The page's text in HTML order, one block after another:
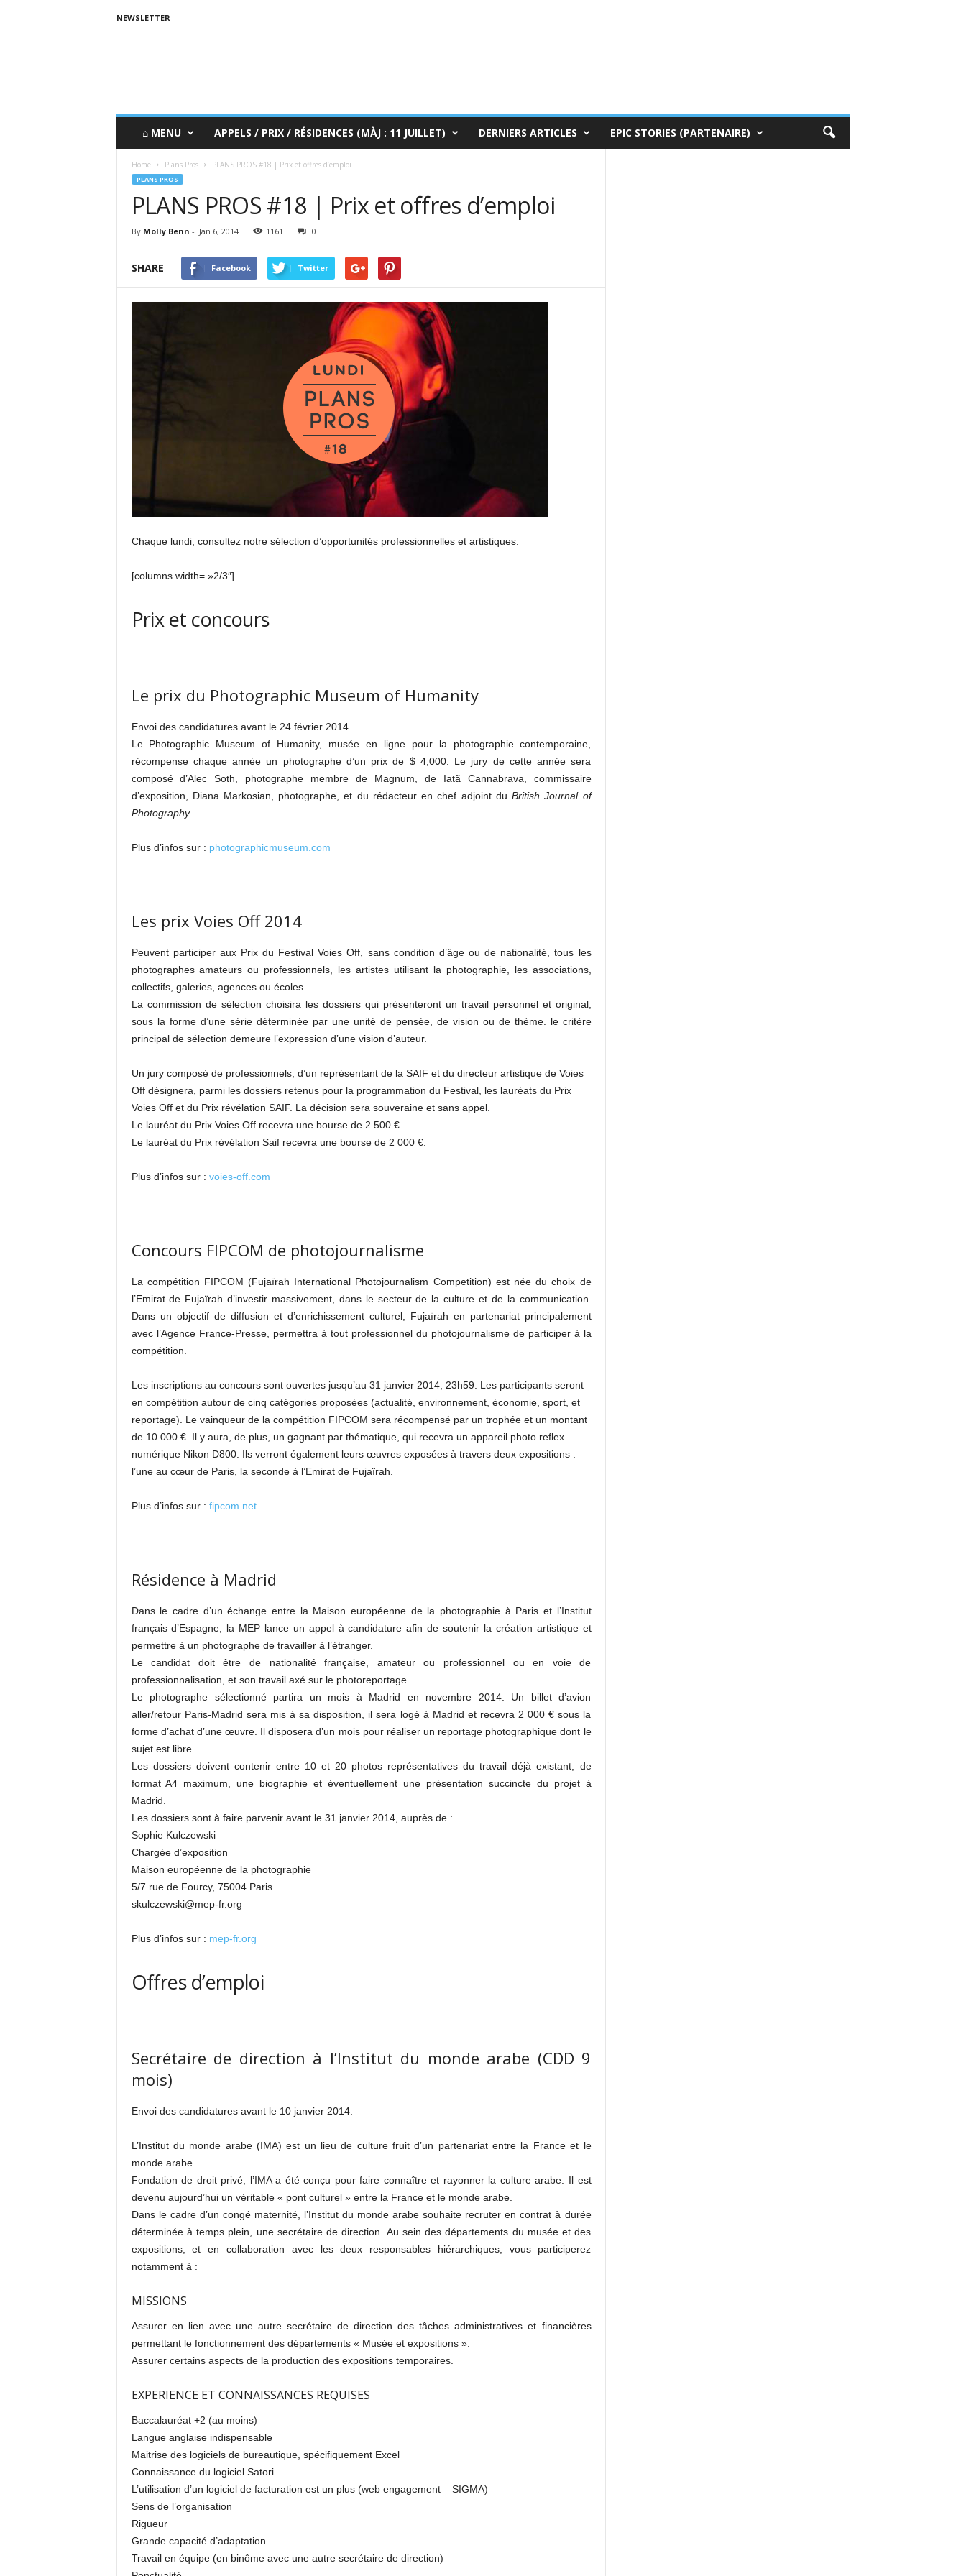
NEWSLETTER
⌂ MENU APPELS / PRIX / RÉSIDENCES (MÀJ : 11 JUILLET) DERNIERS ARTICLES EPIC STORIES (PARTENAIRE)
Home Plans Pros PLANS PROS #18 | Prix et offres d’emploi
PLANS PROS
PLANS PROS #18 | Prix et offres d’emploi
By Molly Benn - Jan 6, 2014 1161 0
SHARE Facebook Twitter
Chaque lundi, consultez notre sélection d’opportunités professionnelles et artistiques.
[columns width= »2/3″]
Prix et concours
Le prix du Photographic Museum of Humanity
Envoi des candidatures avant le 24 février 2014.
Le Photographic Museum of Humanity, musée en ligne pour la photographie contemporaine,
récompense chaque année un photographe d’un prix de $ 4,000. Le jury de cette année sera
composé d’Alec Soth, photographe membre de Magnum, de Iatã Cannabrava, commissaire
d’exposition, Diana Markosian, photographe, et du rédacteur en chef adjoint duBritish Journal of
Photography.
Plus d’infos sur : photographicmuseum.com
Les prix Voies Off 2014
Peuvent participer aux Prix du Festival Voies Off, sans condition d’âge ou de nationalité, tous les
photographes amateurs ou professionnels, les artistes utilisant la photographie, les associations,
collectifs, galeries, agences ou écoles…
La commission de sélection choisira les dossiers qui présenteront un travail personnel et original,
sous la forme d’une série déterminée par une unité de pensée, de vision ou de thème. le critère
principal de sélection demeure l’expression d’une vision d’auteur.
Un jury composé de professionnels, d’un représentant de la SAIF et du directeur artistique de Voies
Off désignera, parmi les dossiers retenus pour la programmation du Festival, les lauréats du Prix
Voies Off et du Prix révélation SAIF. La décision sera souveraine et sans appel.
Le lauréat du Prix Voies Off recevra une bourse de 2 500 €.
Le lauréat du Prix révélation Saif recevra une bourse de 2 000 €.
Plus d’infos sur : voies-off.com
Concours FIPCOM de photojournalisme
La compétition FIPCOM (Fujaïrah International Photojournalism Competition) est née du choix de
l’Emirat de Fujaïrah d’investir massivement, dans le secteur de la culture et de la communication.
Dans un objectif de diffusion et d’enrichissement culturel, Fujaïrah en partenariat principalement
avec l’Agence France-Presse, permettra à tout professionnel du photojournalisme de participer à la
compétition.
Les inscriptions au concours sont ouvertes jusqu’au 31 janvier 2014, 23h59. Les participants seront
en compétition autour de cinq catégories proposées (actualité, environnement, économie, sport, et
reportage). Le vainqueur de la compétition FIPCOM sera récompensé par un trophée et un montant
de 10 000 €. Il y aura, de plus, un gagnant par thématique, qui recevra un appareil photo reflex
numérique Nikon D800. Ils verront également leurs œuvres exposées à travers deux expositions :
l’une au cœur de Paris, la seconde à l’Emirat de Fujaïrah.
Plus d’infos sur : fipcom.net
Résidence à Madrid
Dans le cadre d’un échange entre la Maison européenne de la photographie à Paris et l’Institut
français d’Espagne, la MEP lance un appel à candidature afin de soutenir la création artistique et
permettre à un photographe de travailler à l’étranger.
Le candidat doit être de nationalité française, amateur ou professionnel ou en voie de
professionnalisation, et son travail axé sur le photoreportage.
Le photographe sélectionné partira un mois à Madrid en novembre 2014. Un billet d’avion
aller/retour Paris-Madrid sera mis à sa disposition, il sera logé à Madrid et recevra 2 000 € sous la
forme d’achat d’une œuvre. Il disposera d’un mois pour réaliser un reportage photographique dont le
sujet est libre.
Les dossiers doivent contenir entre 10 et 20 photos représentatives du travail déjà existant, de
format A4 maximum, une biographie et éventuellement une présentation succincte du projet à
Madrid.
Les dossiers sont à faire parvenir avant le 31 janvier 2014, auprès de :
Sophie Kulczewski
Chargée d’exposition
Maison européenne de la photographie
5/7 rue de Fourcy, 75004 Paris
skulczewski@mep-fr.org
Plus d’infos sur : mep-fr.org
Offres d’emploi
Secrétaire de direction à l’Institut du monde arabe (CDD 9
mois)
Envoi des candidatures avant le 10 janvier 2014.
L’Institut du monde arabe (IMA) est un lieu de culture fruit d’un partenariat entre la France et le
monde arabe.
Fondation de droit privé, l’IMA a été conçu pour faire connaître et rayonner la culture arabe. Il est
devenu aujourd’hui un véritable « pont culturel » entre la France et le monde arabe.
Dans le cadre d’un congé maternité, l’Institut du monde arabe souhaite recruter en contrat à durée
déterminée à temps plein, une secrétaire de direction. Au sein des départements du musée et des
expositions, et en collaboration avec les deux responsables hiérarchiques, vous participerez
notamment à :
MISSIONS
Assurer en lien avec une autre secrétaire de direction des tâches administratives et financières
permettant le fonctionnement des départements « Musée et expositions ».
Assurer certains aspects de la production des expositions temporaires.
EXPERIENCE ET CONNAISSANCES REQUISES
Baccalauréat +2 (au moins)
Langue anglaise indispensable
Maitrise des logiciels de bureautique, spécifiquement Excel
Connaissance du logiciel Satori
L’utilisation d’un logiciel de facturation est un plus (web engagement – SIGMA)
Sens de l’organisation
Rigueur
Grande capacité d’adaptation
Travail en équipe (en binôme avec une autre secrétaire de direction)